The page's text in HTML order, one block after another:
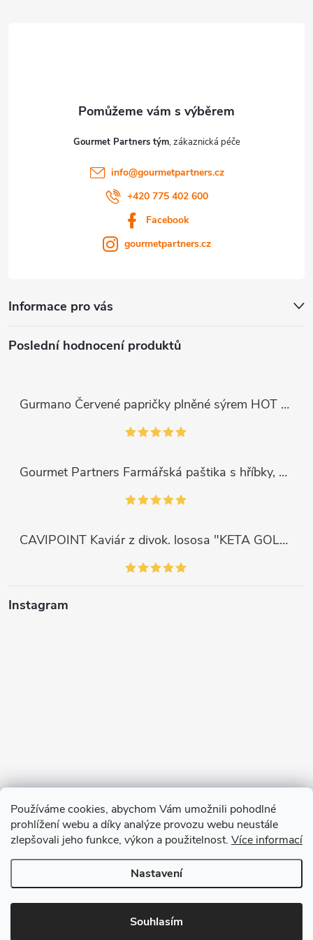
Používáme cookies, abychom Vám umožnili pohodlné
prohlížení webu a díky analýze provozu webu neustále
zlepšovali jeho funkce, výkon a použitelnost. Více informací
Nastavení
Souhlasím
Informace pro vás
Gourmet Partners tým
info@gourmetpartners.cz
+420 775 402 600
Facebook
gourmetpartners.cz
Poslední hodnocení produktů
Gurmano Červené papričky plněné sýrem HOT palivé, 290g
Gourmet Partners Farmářská paštika s hříbky, 180g
CAVIPOINT Kaviár z divok. lososa "KETA GOLD", 200g
Instagram
Sledovat na Instagramu
Copyright 2026GOURMET PARTNERS. Všechna práva vyhrazena.